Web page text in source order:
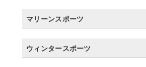
マリーンスポーツ
ウィンタースポーツ